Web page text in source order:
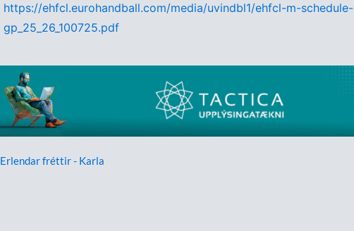
https://ehfcl.eurohandball.com/media/uvindbl1/ehfcl-m-schedule-
gp_25_26_100725.pdf
Erlendar fréttir - Karla